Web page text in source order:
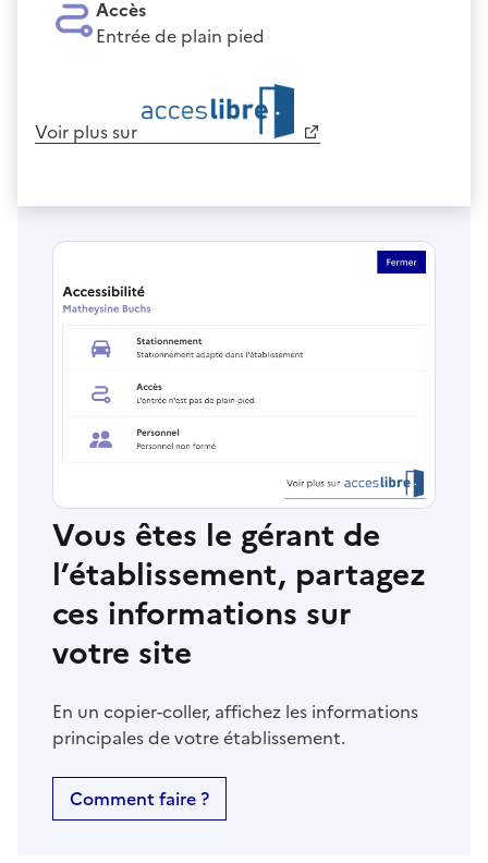
Accès
Entrée de plain pied
Voir plus sur
Vous êtes le gérant de
l’établissement, partagez
ces informations sur
votre site
En un copier-coller, affichez les informations
principales de votre établissement.
Comment faire ?